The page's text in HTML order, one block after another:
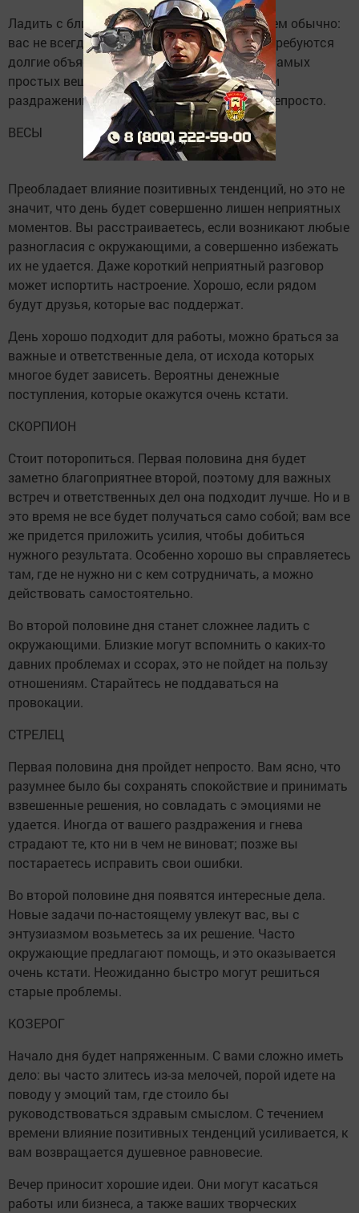
Ладить с близкими оказывается труднее, чем обычно:
вас не всегда понимают правильно, часто требуются
долгие объяснения, даже если речь идет о самых
простых вещах. Вы стараетесь не дать воли
раздражению, но контролировать эмоции непросто.
ВЕСЫ
Преобладает влияние позитивных тенденций, но это не
значит, что день будет совершенно лишен неприятных
моментов. Вы расстраиваетесь, если возникают любые
разногласия с окружающими, а совершенно избежать
их не удается. Даже короткий неприятный разговор
может испортить настроение. Хорошо, если рядом
будут друзья, которые вас поддержат.
День хорошо подходит для работы, можно браться за
важные и ответственные дела, от исхода которых
многое будет зависеть. Вероятны денежные
поступления, которые окажутся очень кстати.
СКОРПИОН
Стоит поторопиться. Первая половина дня будет
заметно благоприятнее второй, поэтому для важных
встреч и ответственных дел она подходит лучше. Но и в
это время не все будет получаться само собой; вам все
же придется приложить усилия, чтобы добиться
нужного результата. Особенно хорошо вы справляетесь
там, где не нужно ни с кем сотрудничать, а можно
действовать самостоятельно.
Во второй половине дня станет сложнее ладить с
окружающими. Близкие могут вспомнить о каких-то
давних проблемах и ссорах, это не пойдет на пользу
отношениям. Старайтесь не поддаваться на
провокации.
СТРЕЛЕЦ
Первая половина дня пройдет непросто. Вам ясно, что
разумнее было бы сохранять спокойствие и принимать
взвешенные решения, но совладать с эмоциями не
удается. Иногда от вашего раздражения и гнева
страдают те, кто ни в чем не виноват; позже вы
постараетесь исправить свои ошибки.
Во второй половине дня появятся интересные дела.
Новые задачи по-настоящему увлекут вас, вы с
энтузиазмом возьметесь за их решение. Часто
окружающие предлагают помощь, и это оказывается
очень кстати. Неожиданно быстро могут решиться
старые проблемы.
КОЗЕРОГ
Начало дня будет напряженным. С вами сложно иметь
дело: вы часто злитесь из-за мелочей, порой идете на
поводу у эмоций там, где стоило бы
руководствоваться здравым смыслом. С течением
времени влияние позитивных тенденций усиливается, к
вам возвращается душевное равновесие.
Вечер приносит хорошие идеи. Они могут касаться
работы или бизнеса, а также ваших творческих